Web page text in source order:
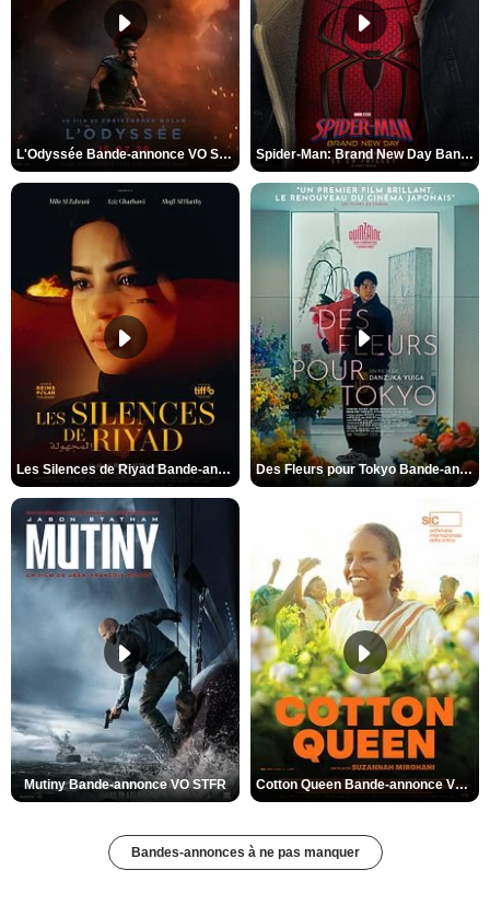
L'Odyssée Bande-annonce VO STFR Spider-Man: Brand New Day Bande-annonce VO STFR
Les Silences de Riyad Bande-annonce VO STFR Des Fleurs pour Tokyo Bande-annonce VO STFR
Mutiny Bande-annonce VO STFR Cotton Queen Bande-annonce VO STFR
Bandes-annonces à ne pas manquer